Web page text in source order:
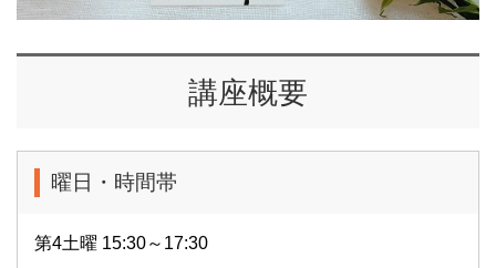
講座概要
曜日・時間帯
第4土曜 15:30～17:30